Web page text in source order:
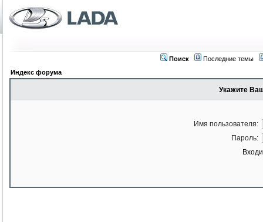
Поиск
Последние темы
Индекс форума
Укажите
Имя пользователя:
Пароль: